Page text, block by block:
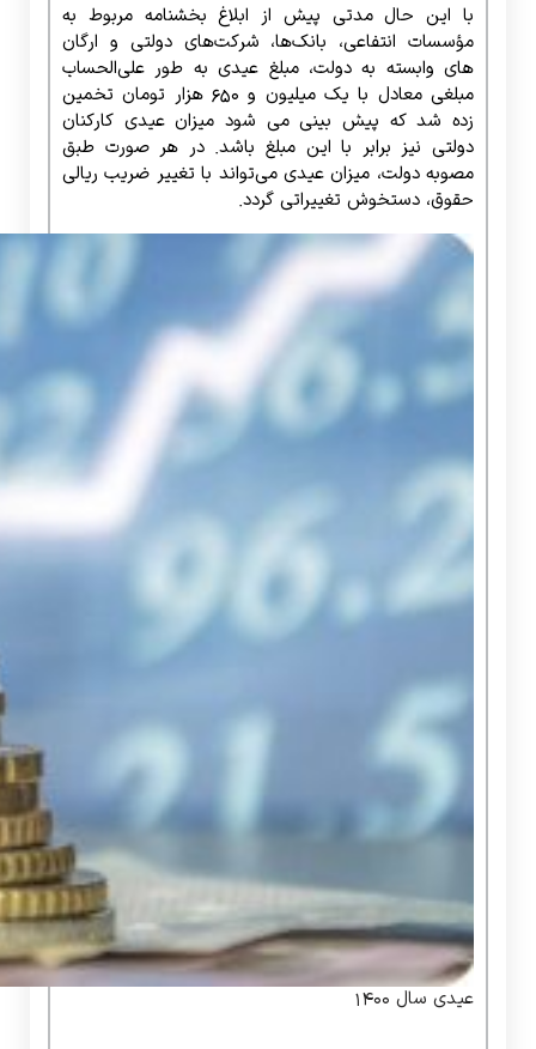
با این حال مدتی پیش از ابلاغ بخشنامه مربوط به
مؤسسات انتفاعی، بانک‌ها، شرکت‌های دولتی و ارگان
های وابسته به دولت، مبلغ عیدی به طور علی‌الحساب
مبلغی معادل با یک میلیون و ۶۵۰ هزار تومان تخمین
زده شد که پیش بینی می شود میزان عیدی کارکنان
دولتی نیز برابر با این مبلغ باشد. در هر صورت طبق
مصوبه دولت، میزان عیدی می‌تواند با تغییر ضریب ریالی
حقوق، دستخوش تغییراتی گردد.
عیدی سال 1400